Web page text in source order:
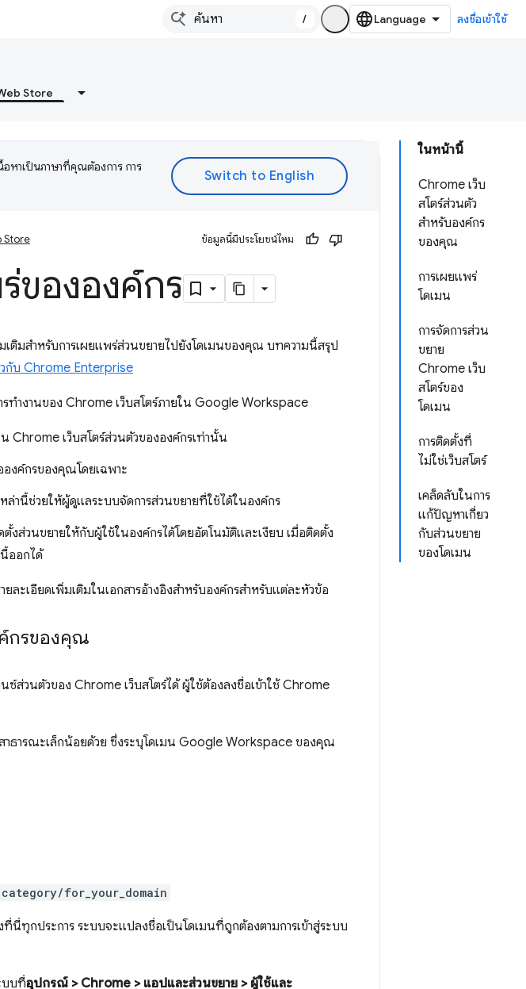
/ ลงชื่อเข้าใช้
Store
ในหน้านี้
Chrome เว็บ
สโตร์ส่วนตัว
สำหรับองค์กร
ของคุณ
การเผยแพร่
โดเมน
การจัดการส่วน
ขยาย
Chrome เว็บ
สโตร์ของ
โดเมน
การติดตั้งที่
ไม่ใช่เว็บสโตร์
เคล็ดลับในการ
แก้ปัญหาเกี่ยว
กับส่วนขยาย
ของโดเมน
อหาเป็นภาษาที่คุณต้องการ การ
Store ข้อมูลนี้มีประโยชน์ไหม
ขององค์กร
ติมสำหรับการเผยแพร่ส่วนขยายไปยังโดเมนของคุณ บทความนี้สรุป
วกับ Chrome Enterprise
รทำงานของ Chrome เว็บสโตร์ภายใน Google Workspace
Chrome เว็บสโตร์ส่วนตัวขององค์กรเท่านั้น
งค์กรของคุณโดยเฉพาะ
หล่านี้ช่วยให้ผู้ดูแลระบบจัดการส่วนขยายที่ใช้ได้ในองค์กร
งส่วนขยายให้กับผู้ใช้ในองค์กรได้โดยอัตโนมัติและเงียบ เมื่อติดตั้ง
ออกได้
ะเอียดเพิ่มเติมในเอกสารอ้างอิงสำหรับองค์กรสำหรับแต่ละหัวข้อ
กรของคุณ
วนตัวของ Chrome เว็บสโตร์ได้ ผู้ใช้ต้องลงชื่อเข้าใช้ Chrome
าธารณะเล็กน้อยด้วย ซึ่งระบุโดเมน Google Workspace ของคุณ
for_your_domain
นี่ทุกประการ ระบบจะแปลงชื่อเป็นโดเมนที่ถูกต้องตามการเข้าสู่ระบบ
บบที่อุปกรณ์ > Chrome > แอปและส่วนขยาย > ผู้ใช้และ